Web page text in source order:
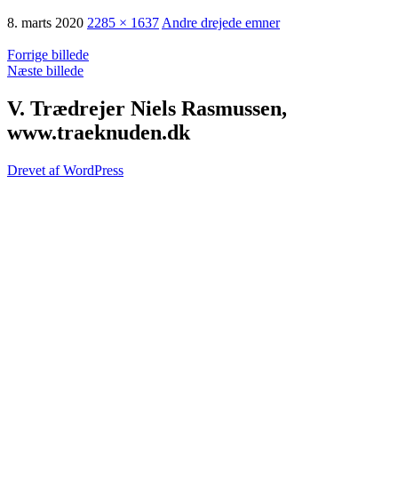
8. marts 2020 2285 × 1637 Andre drejede emner
Forrige billede
Næste billede
V. Trædrejer Niels Rasmussen,
www.traeknuden.dk
Drevet af WordPress